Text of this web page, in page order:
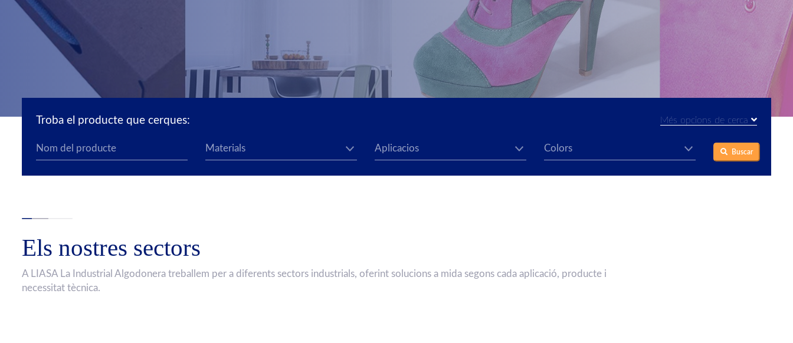
Troba el producte que cerques: Més opcions de cerca
Buscar
Els nostres sectors
A LIASA La Industrial Algodonera treballem per a diferents sectors industrials, oferint solucions a mida segons cada aplicació, producte i
necessitat tècnica.